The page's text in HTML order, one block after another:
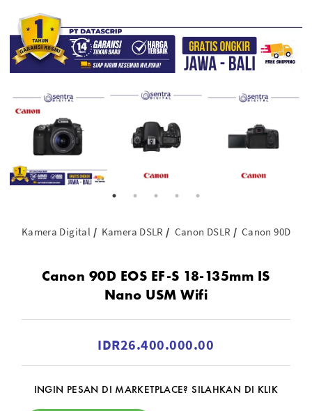
Kamera Digital Kamera DSLR Canon DSLR Canon 90D
Canon 90D EOS EF-S 18-135mm IS
Nano USM Wifi
IDR26.400.000.00
INGIN PESAN DI MARKETPLACE? SILAHKAN DI KLIK